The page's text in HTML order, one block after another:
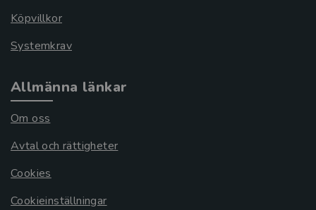
Köpvillkor
Systemkrav
Allmänna länkar
Om oss
Avtal och rättigheter
Cookies
Cookieinställningar